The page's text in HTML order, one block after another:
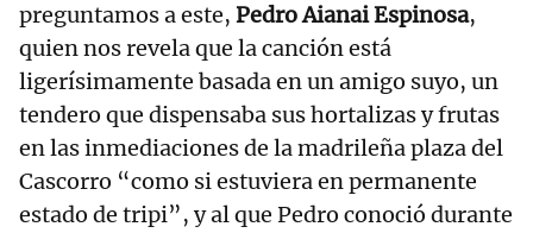
preguntamos a este, Pedro Aianai Espinosa,
quien nos revela que la canción está
ligerísimamente basada en un amigo suyo, un
tendero que dispensaba sus hortalizas y frutas
en las inmediaciones de la madrileña plaza del
Cascorro “como si estuviera en permanente
estado de tripi”, y al que Pedro conoció durante